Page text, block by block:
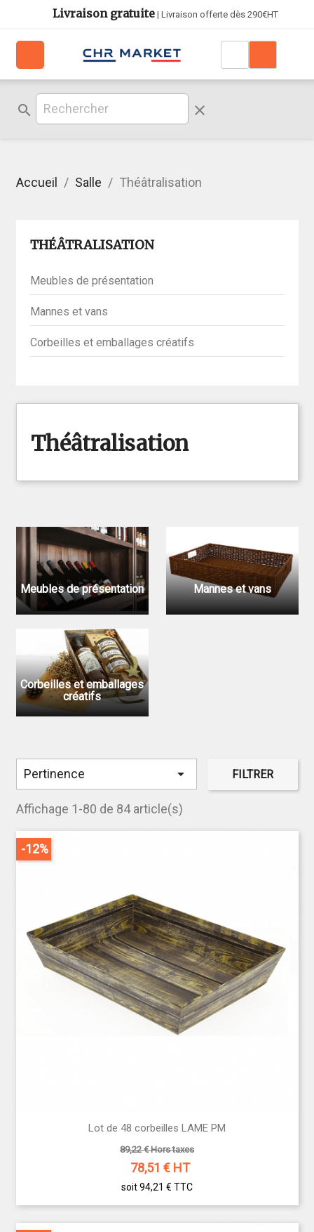
Livraison gratuite| Livraison offerte dès 290€HT
search clear
Accueil Salle Théâtralisation
THÉÂTRALISATION
Meubles de présentation
Mannes et vans
Corbeilles et emballages créatifs
Théâtralisation
Meubles de présentation Mannes et vans
Corbeilles et emballages
créatifs
Pertinence  FILTRER
Affichage 1-80 de 84 article(s)
Lot de 48 corbeilles LAME PM
89,22 € Hors taxes
78,51 € HT
soit 94,21 € TTC
-12%